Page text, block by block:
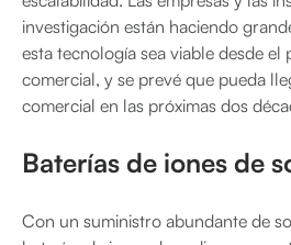
investigación están haciendo
esta tecnología sea viable desde el
comercial, y se prevé que pueda
comercial en las próximas dos
Baterías de iones de
Con un suministro abundante de